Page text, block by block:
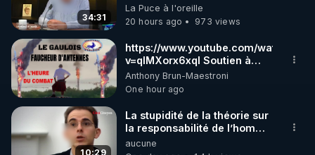
Il ne filtre rien, n’élimine rien directement. Il
transforme, neutralise… mais dépend entièrement
des reins, des intestins, de la peau et des poumons
pour l’élimination.
Et c’est là que la plupart des approches “détox”
échouent : on secoue un centre de tri… sans
ouvrir les portes de sortie.
Pourquoi ce podcast est crucial :
34:31
on répond
La Puce à l'oreille
20 hours ago
973 views
https://www.youtube.com/watch?
v=qlMXorx6xqI Soutien à
tous les gardiens du Vivant
Anthony Brun-Maestroni
One hour ago
10:29
La stupidité de la théorie sur
la responsabilité de l’homme
concernant le dioxyde de
aucune